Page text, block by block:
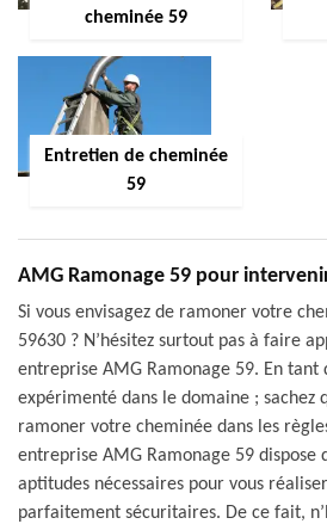
cheminée 59
Entretien de cheminée
59
AMG Ramonage 59 pour
Si vous envisagez de ramoner votre
59630 ? N’hésitez surtout pas à faire
entreprise AMG Ramonage 59. En tant
expérimenté dans le domaine ; sachez
ramoner votre cheminée dans les
entreprise AMG Ramonage 59 dispose
aptitudes nécessaires pour vous
parfaitement sécuritaires. De ce fait,